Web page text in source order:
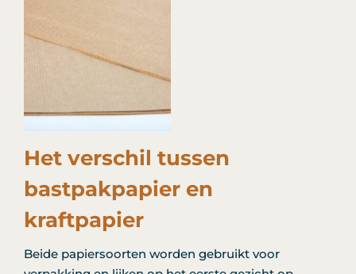
Het verschil tussen
bastpakpapier en
kraftpapier
Beide papiersoorten worden gebruikt voor